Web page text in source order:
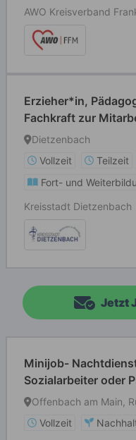
AWO Kreisverband
Erzieher*in,
Fachkraft zur
Dietzenbach
Vollzeit
Teilzeit
Fort- und
Kreisstadt Dietzenbach
Jetzt
Minijob-
Sozialarbeiter oder
(m/w/d) in
Offenbach am Main,
Vollzeit